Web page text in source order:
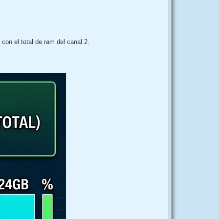
el total de ram del canal 2.